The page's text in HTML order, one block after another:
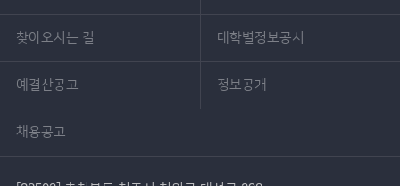
찾아오시는 길 대학별정보공시
예결산공고 정보공개
채용공고